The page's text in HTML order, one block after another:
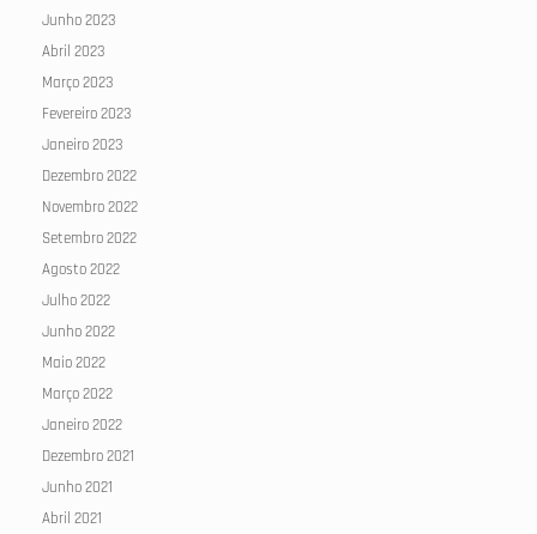
Junho 2023
Abril 2023
Março 2023
Fevereiro 2023
Janeiro 2023
Dezembro 2022
Novembro 2022
Setembro 2022
Agosto 2022
Julho 2022
Junho 2022
Maio 2022
Março 2022
Janeiro 2022
Dezembro 2021
Junho 2021
Abril 2021